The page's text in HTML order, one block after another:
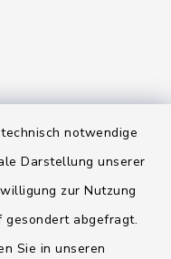
notwendige
Darstellung unserer
zur Nutzung
abgefragt.
Sie in unseren